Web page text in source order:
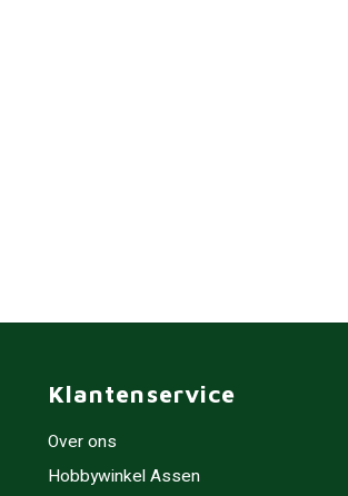
Klantenservice
Over ons
Hobbywinkel Assen